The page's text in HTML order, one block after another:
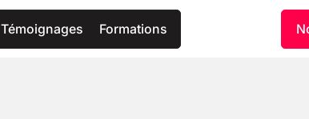
Témoignages Formations